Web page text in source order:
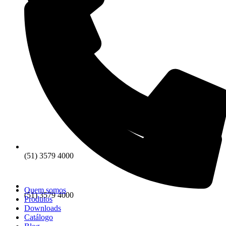
(51) 3579 4000
(51) 3579 4000
Quem somos
Produtos
Downloads
Catálogo